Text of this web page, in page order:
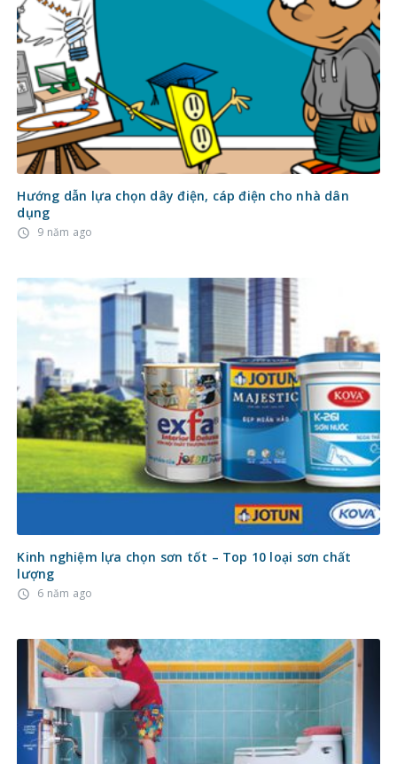
Hướng dẫn lựa chọn dây điện, cáp điện cho nhà dân
dụng
access_time 9 năm ago
Kinh nghiệm lựa chọn sơn tốt – Top 10 loại sơn chất
lượng
access_time 6 năm ago